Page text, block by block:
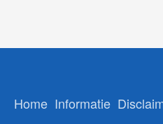
Home Informatie